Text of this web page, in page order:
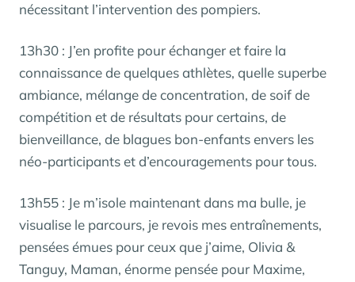
nécessitant l’intervention des pompiers.
13h30 : J’en profite pour échanger et faire la
connaissance de quelques athlètes, quelle superbe
ambiance, mélange de concentration, de soif de
compétition et de résultats pour certains, de
bienveillance, de blagues bon-enfants envers les
néo-participants et d’encouragements pour tous.
13h55 : Je m’isole maintenant dans ma bulle, je
visualise le parcours, je revois mes entraînements,
pensées émues pour ceux que j’aime, Olivia &
Tanguy, Maman, énorme pensée pour Maxime,